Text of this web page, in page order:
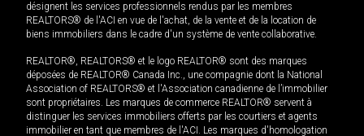
désignent les services professionnels rendus par les membres
REALTORS® de l'ACI en vue de l'achat, de la vente et de la location de
biens immobiliers dans le cadre d'un système de vente collaborative.
REALTOR®, REALTORS® et le logo REALTOR® sont des marques
déposées de REALTOR® Canada Inc., une compagnie dont la National
Association of REALTORS® et l'Association canadienne de l’immobilier
sont propriétaires. Les marques de commerce REALTOR® servent à
distinguer les services immobiliers offerts par les courtiers et agents
immobilier en tant que membres de l'ACI. Les marques d'homologation